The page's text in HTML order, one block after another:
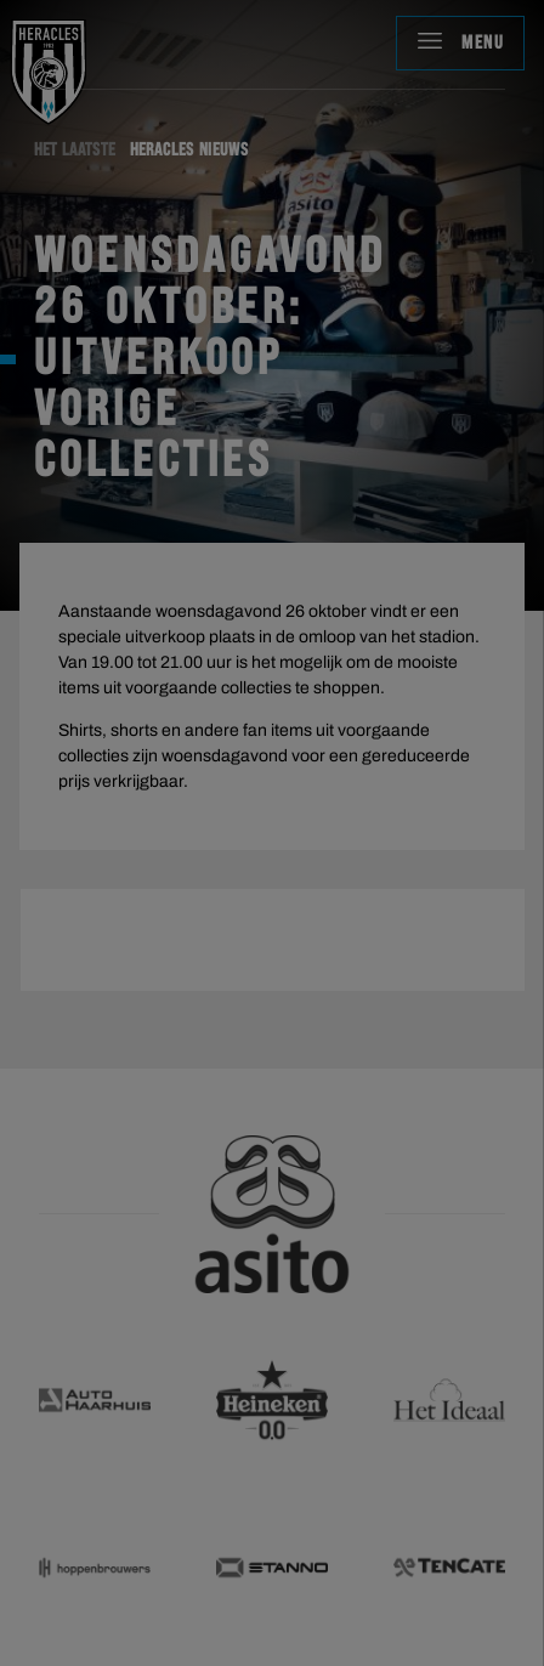
MENU
HET LAATSTE HERACLES NIEUWS
WOENSDAGAVOND
26 OKTOBER:
UITVERKOOP
VORIGE
COLLECTIES
Aanstaande woensdagavond 26 oktober vindt er een
speciale uitverkoop plaats in de omloop van het stadion.
Van 19.00 tot 21.00 uur is het mogelijk om de mooiste
items uit voorgaande collecties te shoppen.
Shirts, shorts en andere fan items uit voorgaande
collecties zijn woensdagavond voor een gereduceerde
prijs verkrijgbaar.